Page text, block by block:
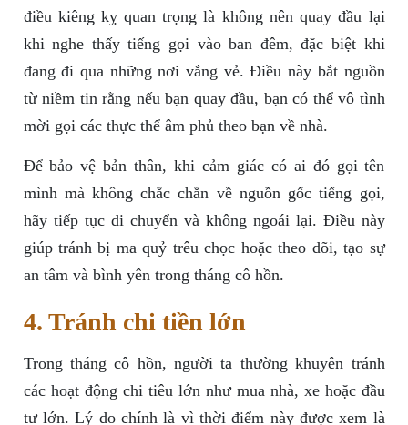
điều kiêng kỵ quan trọng là không nên quay đầu lại
khi nghe thấy tiếng gọi vào ban đêm, đặc biệt khi
đang đi qua những nơi vắng vẻ. Điều này bắt nguồn
từ niềm tin rằng nếu bạn quay đầu, bạn có thể vô tình
mời gọi các thực thể âm phủ theo bạn về nhà.
Để bảo vệ bản thân, khi cảm giác có ai đó gọi tên
mình mà không chắc chắn về nguồn gốc tiếng gọi,
hãy tiếp tục di chuyển và không ngoái lại. Điều này
giúp tránh bị ma quỷ trêu chọc hoặc theo dõi, tạo sự
an tâm và bình yên trong tháng cô hồn.
4. Tránh chi tiền lớn
Trong tháng cô hồn, người ta thường khuyên tránh
các hoạt động chi tiêu lớn như mua nhà, xe hoặc đầu
tư lớn. Lý do chính là vì thời điểm này được xem là